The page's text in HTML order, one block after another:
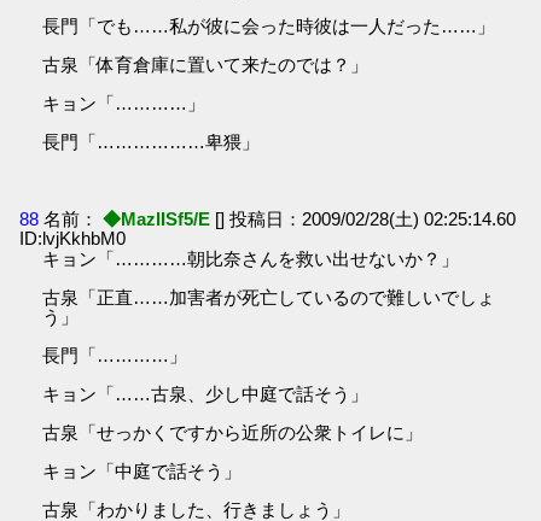
長門「でも……私が彼に会った時彼は一人だった……」
古泉「体育倉庫に置いて来たのでは？」
キョン「…………」
長門「………………卑猥」
88 名前： ◆MazlISf5/E [] 投稿日：2009/02/28(土) 02:25:14.60
ID:lvjKkhbM0
キョン「…………朝比奈さんを救い出せないか？」
古泉「正直……加害者が死亡しているので難しいでしょ
う」
長門「…………」
キョン「……古泉、少し中庭で話そう」
古泉「せっかくですから近所の公衆トイレに」
キョン「中庭で話そう」
古泉「わかりました、行きましょう」